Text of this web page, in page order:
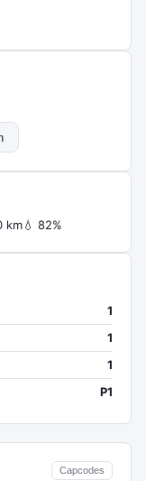
Capcodes
km💧 82%
1
1
1
P1